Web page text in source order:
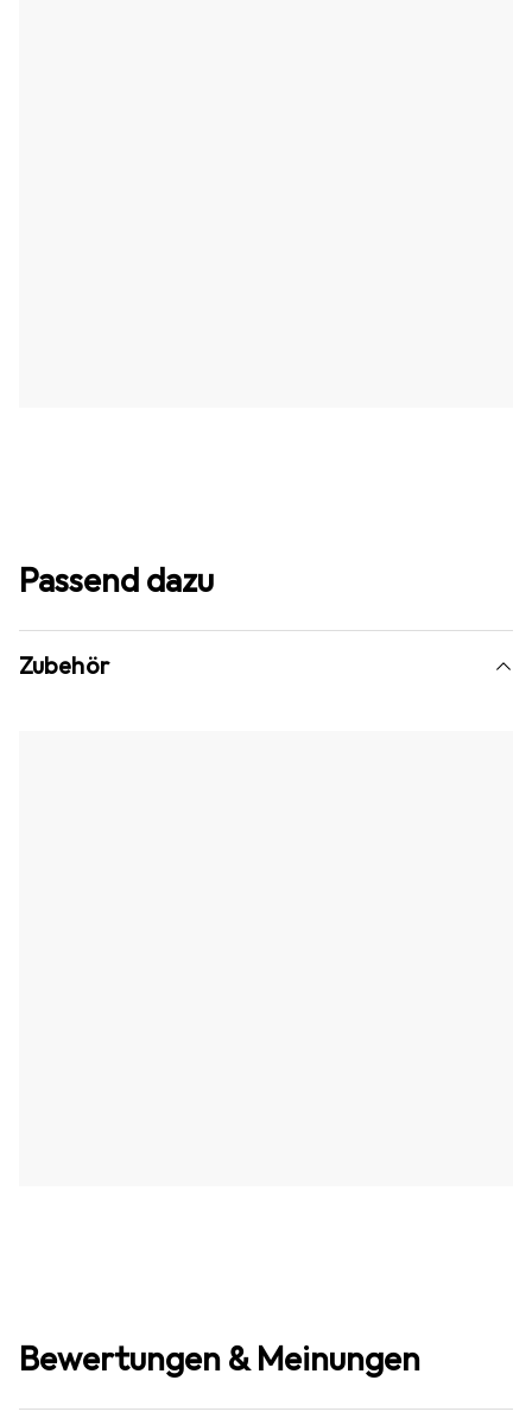
Passend dazu
Zubehör
Bewertungen & Meinungen